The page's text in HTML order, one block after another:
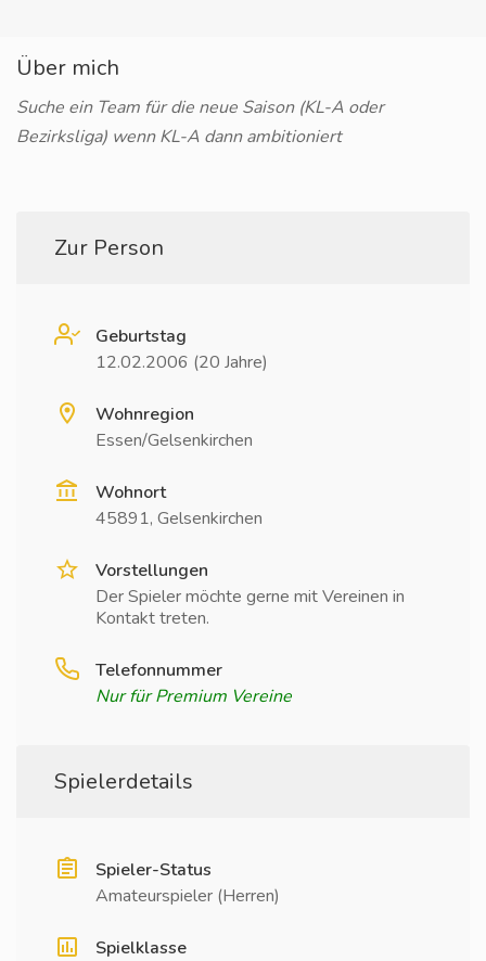
Über mich
Suche ein Team für die neue Saison (KL-A oder
Bezirksliga) wenn KL-A dann ambitioniert
Zur Person
Geburtstag
12.02.2006 (20 Jahre)
Wohnregion
Essen/Gelsenkirchen
Wohnort
45891, Gelsenkirchen
Vorstellungen
Der Spieler möchte gerne mit Vereinen in
Kontakt treten.
Telefonnummer
Nur für Premium Vereine
Spielerdetails
Spieler-Status
Amateurspieler (Herren)
Spielklasse